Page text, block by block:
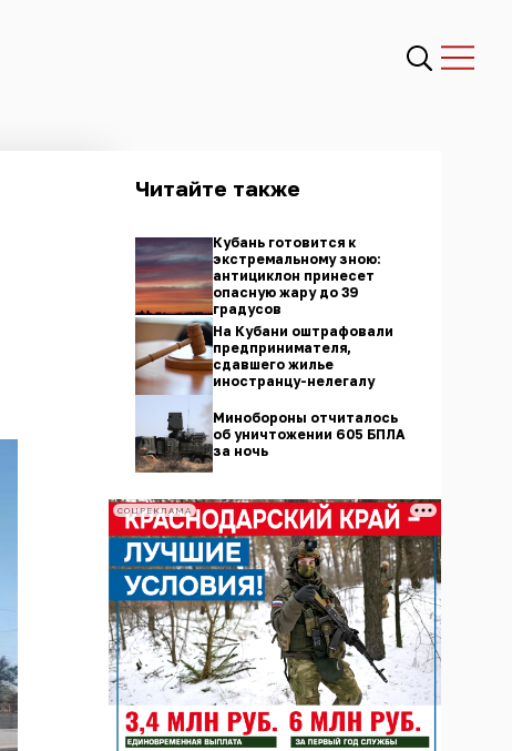
Читайте также
Кубань готовится к
экстремальному зною:
антициклон принесет
опасную жару до 39
градусов
На Кубани оштрафовали
предпринимателя,
сдавшего жилье
иностранцу-нелегалу
Минобороны отчиталось
об уничтожении 605 БПЛА
за ночь
СОЦРЕКЛАМА